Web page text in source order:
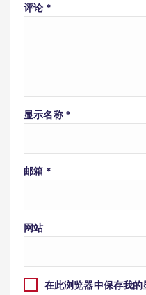
评论 *
显示名称 *
邮箱 *
网站
在此浏览器中保存我